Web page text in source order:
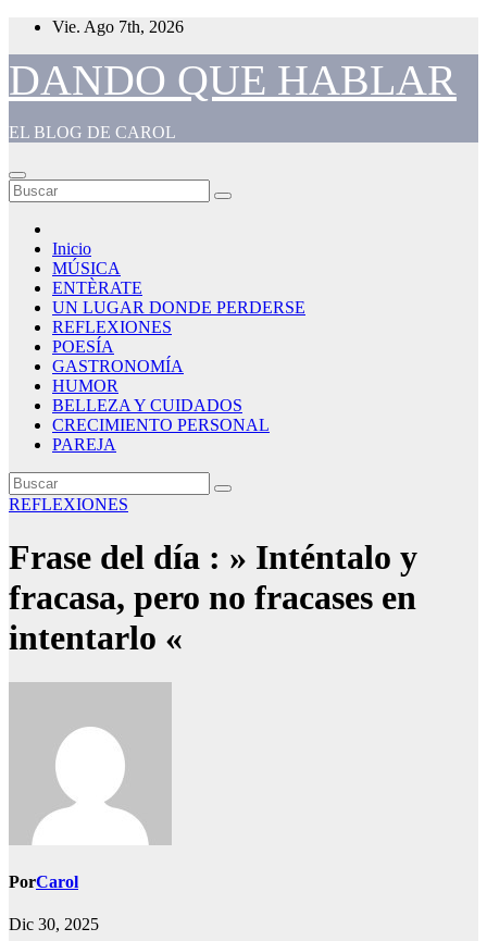
Saltar
contenido
Vie. Ago 7th, 2026
DANDO QUE HABLAR
EL BLOG DE CAROL
Inicio
MÚSICA
ENTÈRATE
UN LUGAR DONDE PERDERSE
REFLEXIONES
POESÍA
GASTRONOMÍA
HUMOR
BELLEZA Y CUIDADOS
CRECIMIENTO PERSONAL
PAREJA
REFLEXIONES
Frase del día : » Inténtalo y
fracasa, pero no fracases en
intentarlo «
PorCarol
Dic 30, 2025